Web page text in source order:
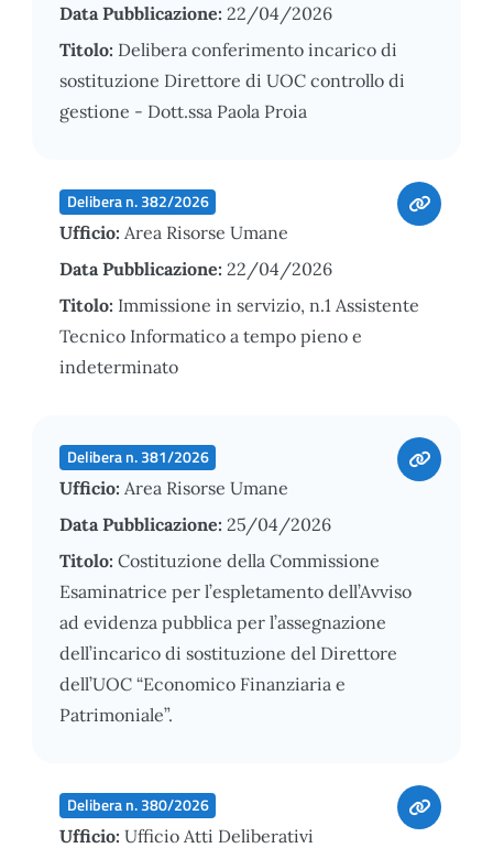
Data Pubblicazione: 22/04/2026
Titolo: Delibera conferimento incarico di
sostituzione Direttore di UOC controllo di
gestione - Dott.ssa Paola Proia
Delibera n. 382/2026
Ufficio: Area Risorse Umane
Data Pubblicazione: 22/04/2026
Titolo: Immissione in servizio, n.1 Assistente
Tecnico Informatico a tempo pieno e
indeterminato
Delibera n. 381/2026
Ufficio: Area Risorse Umane
Data Pubblicazione: 25/04/2026
Titolo: Costituzione della Commissione
Esaminatrice per l’espletamento dell’Avviso
ad evidenza pubblica per l’assegnazione
dell’incarico di sostituzione del Direttore
dell’UOC “Economico Finanziaria e
Patrimoniale”.
Delibera n. 380/2026
Ufficio: Ufficio Atti Deliberativi